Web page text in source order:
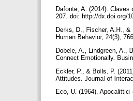
Dafonte, A. (2014).
207. doi: http://dx.doi.org/
Derks, D., Fischer, A.H.,
Human Behavior, 24(3),
Dobele, A., Lindgreen, A.,
Connect Emotionally.
Eckler, P., & Bolls, P.
Attitudes. Journal of
Eco, U. (1964).